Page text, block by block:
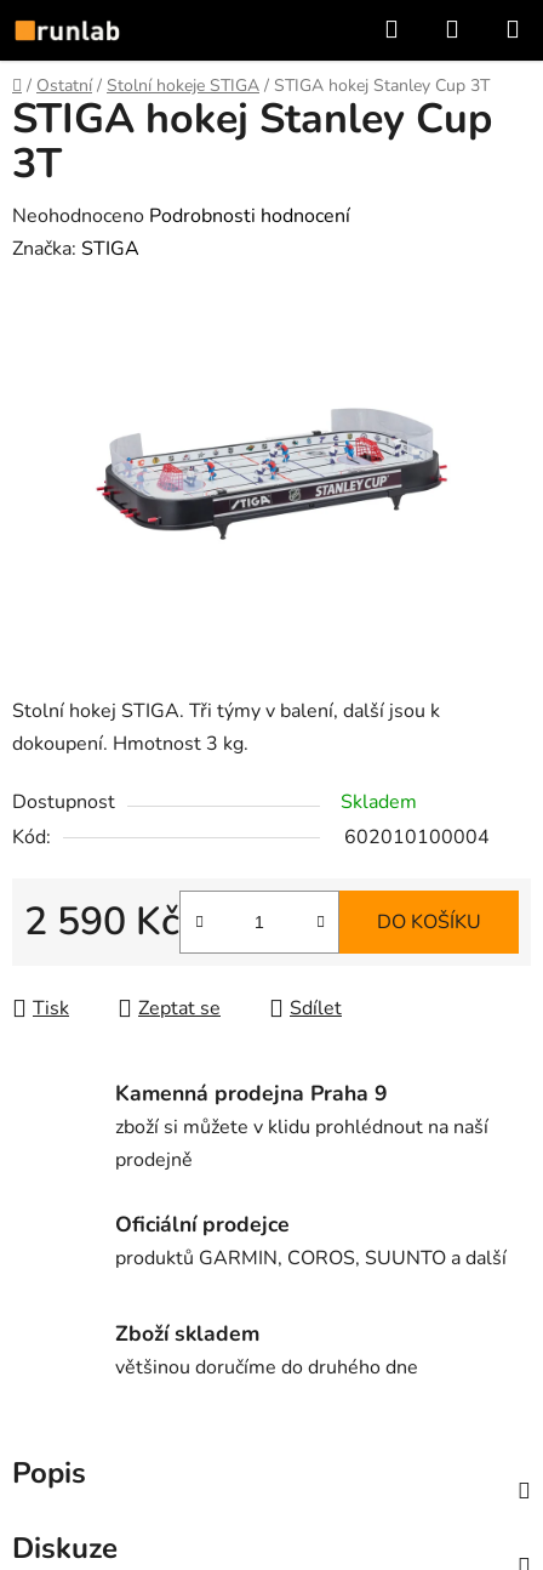
na
obsah
Hledat
KOŠÍK
Domů
/ Ostatní / Stolní hokeje STIGA / STIGA hokej Stanley Cup 3T
Stolní hokej STIGA. Tři týmy v balení, další jsou k
dokoupení. Hmotnost 3 kg.
Dostupnost
Skladem
Kód:
602010100004
2 590 Kč DO KOŠÍKU
Tisk Zeptat se Sdílet
STIGA hokej Stanley Cup
3T
Průměrné
hodnocení
Neohodnoceno Podrobnosti hodnocení
Značka: STIGA
Kamenná prodejna Praha 9
zboží si můžete v klidu prohlédnout na naší
prodejně
Oficiální prodejce
produktů GARMIN, COROS, SUUNTO a další
Zboží skladem
většinou doručíme do druhého dne
Popis
Diskuze